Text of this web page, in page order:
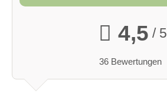
4,5 / 5
36 Bewertungen